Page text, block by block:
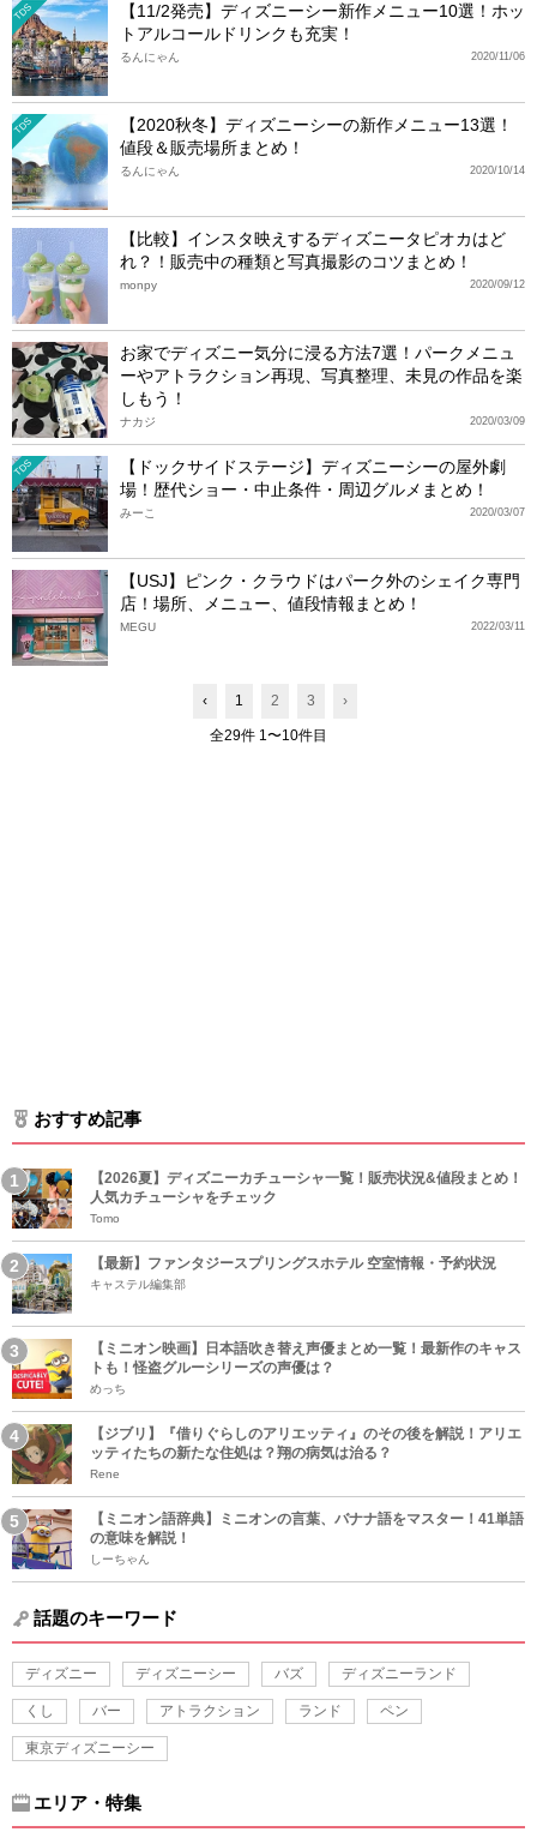
TDS
【11/2発売】ディズニーシー新作メニュー10選！ホッ
トアルコールドリンクも充実！
2020/11/06
るんにゃん
TDS
【2020秋冬】ディズニーシーの新作メニュー13選！
値段＆販売場所まとめ！
2020/10/14
るんにゃん
【比較】インスタ映えするディズニータピオカはど
れ？！販売中の種類と写真撮影のコツまとめ！
2020/09/12
monpy
お家でディズニー気分に浸る方法7選！パークメニュ
ーやアトラクション再現、写真整理、未見の作品を楽
しもう！
2020/03/09
ナカジ
TDS
【ドックサイドステージ】ディズニーシーの屋外劇
場！歴代ショー・中止条件・周辺グルメまとめ！
2020/03/07
みーこ
【USJ】ピンク・クラウドはパーク外のシェイク専門
店！場所、メニュー、値段情報まとめ！
2022/03/11
MEGU
‹ 1 2 3 ›
全29件 1〜10件目
おすすめ記事
【2026夏】ディズニーカチューシャ一覧！販売状況&値段まとめ！
人気カチューシャをチェック
Tomo
【最新】ファンタジースプリングスホテル 空室情報・予約状況
キャステル編集部
【ミニオン映画】日本語吹き替え声優まとめ一覧！最新作のキャス
トも！怪盗グルーシリーズの声優は？
めっち
【ジブリ】『借りぐらしのアリエッティ』のその後を解説！アリエ
ッティたちの新たな住処は？翔の病気は治る？
Rene
【ミニオン語辞典】ミニオンの言葉、バナナ語をマスター！41単語
の意味を解説！
しーちゃん
話題のキーワード
ディズニー ディズニーシー バズ ディズニーランド
くし バー アトラクション ランド ペン
東京ディズニーシー
エリア・特集